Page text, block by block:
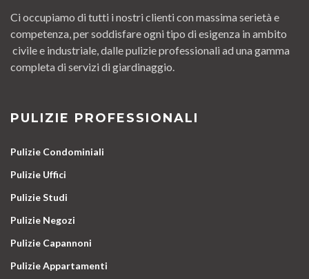
Ci occupiamo di tutti i nostri clienti con massima serietà e
competenza, per soddisfare ogni tipo di esigenza in ambito
civile e industriale, dalle pulizie professionali ad una gamma
completa di servizi di giardinaggio.
PULIZIE PROFESSIONALI
Pulizie Condominiali
Pulizie Uffici
Pulizie Studi
Pulizie Negozi
Pulizie Capannoni
Pulizie Appartamenti